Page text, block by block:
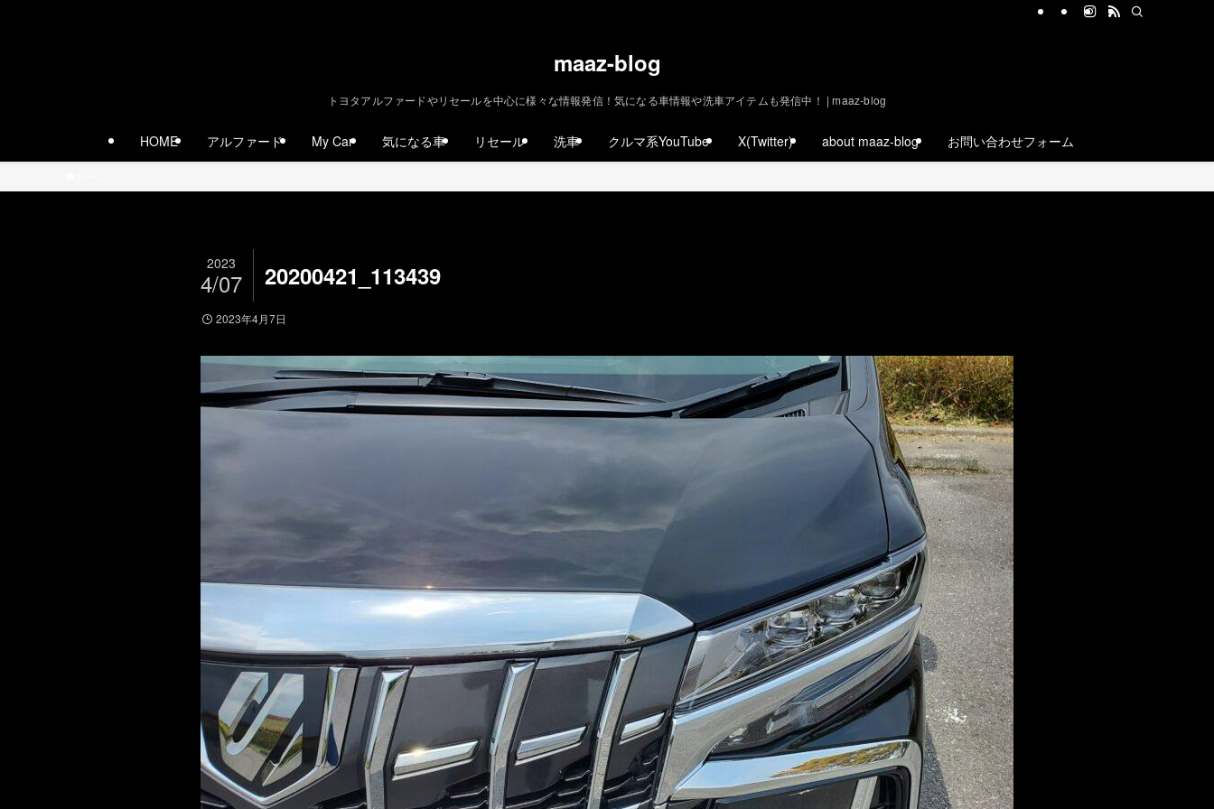
maaz-blog
トヨタアルファードやリセールを中心に様々な情報発信！気になる車情報や洗車アイテムも発信中！ | maaz-blog
HOME アルファード My Car 気になる車 リセール 洗車 クルマ系YouTube X(Twitter) about maaz-blog お問い合わせフォーム
20200421_113439
2023
4/07
2023年4月7日